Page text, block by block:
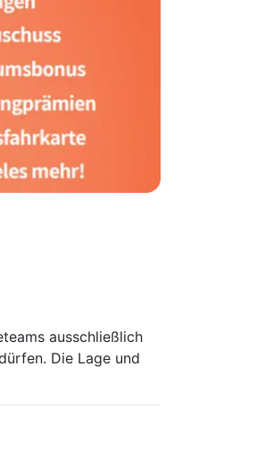
ausschließlich
Die Lage und